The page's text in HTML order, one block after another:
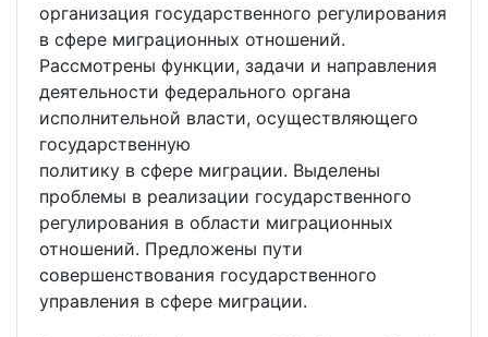
организация государственного регулирования
в сфере миграционных отношений.
Рассмотрены функции, задачи и направления
деятельности федерального органа
исполнительной власти, осуществляющего
государственную
политику в сфере миграции. Выделены
проблемы в реализации государственного
регулирования в области миграционных
отношений. Предложены пути
совершенствования государственного
управления в сфере миграции.